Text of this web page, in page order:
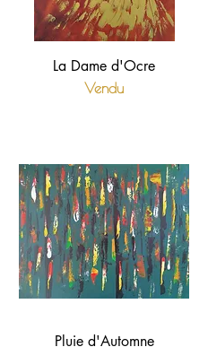
La Dame d'Ocre
Vendu
Pluie d'Automne